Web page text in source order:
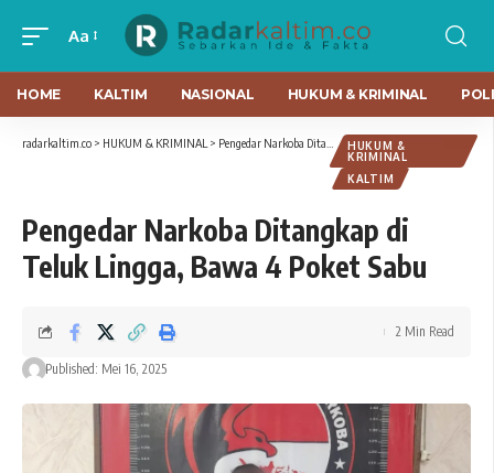
Aa
HOME KALTIM NASIONAL HUKUM & KRIMINAL
radarkaltim.co > HUKUM & KRIMINAL > Pengedar Narkoba Ditangkap di Teluk Lingga, Bawa 4 Poket Sabu
HUKUM &
KRIMINAL
KALTIM
Pengedar Narkoba Ditangkap di
Teluk Lingga, Bawa 4 Poket Sabu
Published: Mei 16, 2025
2 Min Read